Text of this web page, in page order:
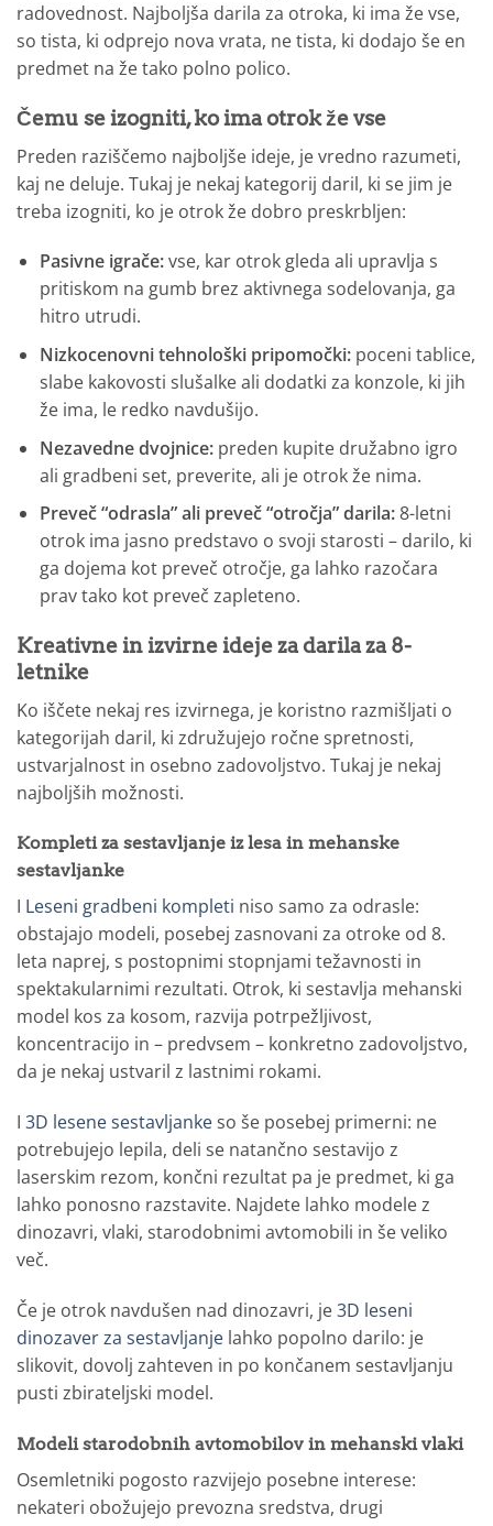
radovednost. Najboljša darila za otroka, ki ima že vse,
so tista, ki odprejo nova vrata, ne tista, ki dodajo še en
predmet na že tako polno polico.
Čemu se izogniti, ko ima otrok že vse
Preden raziščemo najboljše ideje, je vredno razumeti,
kaj ne deluje. Tukaj je nekaj kategorij daril, ki se jim je
treba izogniti, ko je otrok že dobro preskrbljen:
Pasivne igrače:vse, kar otrok gleda ali upravlja s
pritiskom na gumb brez aktivnega sodelovanja, ga
hitro utrudi.
Nizkocenovni tehnološki pripomočki:poceni tablice,
slabe kakovosti slušalke ali dodatki za konzole, ki jih
že ima, le redko navdušijo.
Nezavedne dvojnice:preden kupite družabno igro
ali gradbeni set, preverite, ali je otrok že nima.
Preveč “odrasla” ali preveč “otročja” darila:8-letni
otrok ima jasno predstavo o svoji starosti – darilo, ki
ga dojema kot preveč otročje, ga lahko razočara
prav tako kot preveč zapleteno.
Kreativne in izvirne ideje za darila za 8-
letnike
Ko iščete nekaj res izvirnega, je koristno razmišljati o
kategorijah daril, ki združujejo ročne spretnosti,
ustvarjalnost in osebno zadovoljstvo. Tukaj je nekaj
najboljših možnosti.
Kompleti za sestavljanje iz lesa in mehanske
sestavljanke
I Leseni gradbeni kompleti niso samo za odrasle:
obstajajo modeli, posebej zasnovani za otroke od 8.
leta naprej, s postopnimi stopnjami težavnosti in
spektakularnimi rezultati. Otrok, ki sestavlja mehanski
model kos za kosom, razvija potrpežljivost,
koncentracijo in – predvsem – konkretno zadovoljstvo,
da je nekaj ustvaril z lastnimi rokami.
I 3D lesene sestavljankeso še posebej primerni: ne
potrebujejo lepila, deli se natančno sestavijo z
laserskim rezom, končni rezultat pa je predmet, ki ga
lahko ponosno razstavite. Najdete lahko modele z
dinozavri, vlaki, starodobnimi avtomobili in še veliko
več.
Če je otrok navdušen nad dinozavri, je3D leseni
dinozaver za sestavljanje lahko popolno darilo: je
slikovit, dovolj zahteven in po končanem sestavljanju
pusti zbirateljski model.
Modeli starodobnih avtomobilov in mehanski vlaki
Osemletniki pogosto razvijejo posebne interese:
nekateri obožujejo prevozna sredstva, drugi